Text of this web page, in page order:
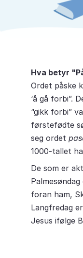
Hva betyr
Ordet påske
‘å gå forbi”.
“gikk forbi”
førstefødte
seg ordet
1000-tallet
De som er
foran ham,
Langfredag
Jesus ifølge